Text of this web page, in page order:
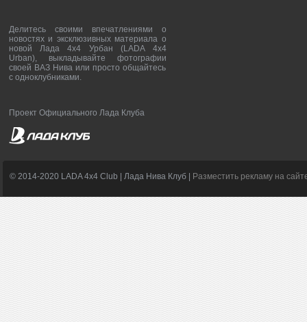
Делитесь своими впечатлениями о
новостях и эксклюзивных материала о
новой Лада 4х4 Урбан (LADA 4x4
Urban), выкладывайте фотографии
своей ВАЗ Нива или просто общайтесь
с одноклубниками.
Проект Официального Лада Клуба
© 2014-2020 LADA 4x4 Club | Лада Нива Клуб | Разместить рекламу на